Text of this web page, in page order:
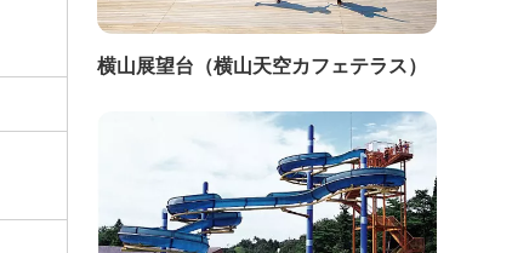
横山展望台（横山天空カフェテラス）